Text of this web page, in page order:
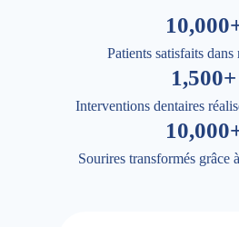
Patients satisfaits dans
1,500+
Interventions dentaires
Sourires transformés grâce